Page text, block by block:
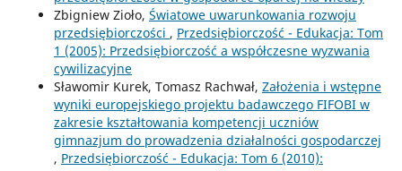
Zbigniew Zioło, Światowe uwarunkowania rozwoju
przedsiębiorczości , Przedsiębiorczość - Edukacja: Tom
1 (2005): Przedsiębiorczość a współczesne wyzwania
cywilizacyjne
Sławomir Kurek, Tomasz Rachwał, Założenia i wstępne
wyniki europejskiego projektu badawczego FIFOBI w
zakresie kształtowania kompetencji uczniów
gimnazjum do prowadzenia działalności gospodarczej
, Przedsiębiorczość - Edukacja: Tom 6 (2010):